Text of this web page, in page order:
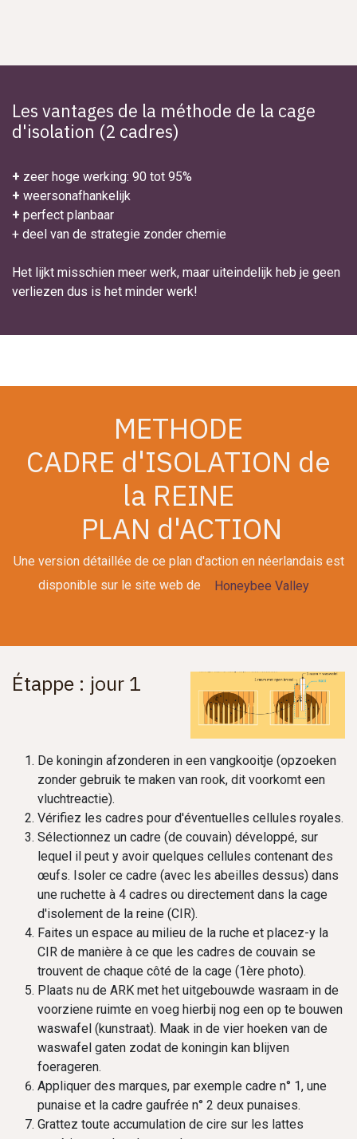
Les vantages de la méthode de la cage
d'isolation (2 cadres)
+ zeer hoge werking: 90 tot 95%
+ weersonafhankelijk
+ perfect planbaar
+ deel van de strategie zonder chemie
Het lijkt misschien meer werk, maar uiteindelijk heb je geen
verliezen dus is het minder werk!
METHODE
CADRE d'ISOLATION de
la REINE
PLAN d'ACTION
Une version détaillée de ce plan d'action en néerlandais est
disponible sur le site web de​
H​​oneybee Valley
Étappe : jour 1
De koningin afzonderen in een vangkooitje (opzoeken
zonder gebruik te maken van rook, dit voorkomt een
vluchtreactie).
Vérifiez les cadres pour d'éventuelles cellules royales.
Sélectionnez un cadre (de couvain) développé, sur
lequel il peut y avoir quelques cellules contenant des
œufs. Isoler ce cadre (avec les abeilles dessus) dans
une ruchette à 4 cadres ou directement dans la cage
d'isolement de la reine (CIR).
Faites un espace au milieu de la ruche et placez-y la
CIR de manière à ce que les cadres de couvain se
trouvent de chaque côté de la cage (1ère photo).
Plaats nu de ARK met het uitgebouwde wasraam in de
voorziene ruimte en voeg hierbij nog een op te bouwen
waswafel (kunstraat). Maak in de vier hoeken van de
waswafel gaten zodat de koningin kan blijven
foerageren.
Appliquer des marques, par exemple cadre n° 1, une
punaise et la cadre gaufrée n° 2 deux punaises.​
Grattez toute accumulation de cire sur les lattes